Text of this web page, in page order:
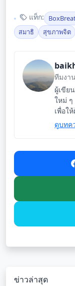
แท็ก:
สมาธิ
สุขภาพจิต
ทีมงา
ผู้เขีย
ใหม่
เพื่อใ
ดูบทค
ข่าวล่าสุด